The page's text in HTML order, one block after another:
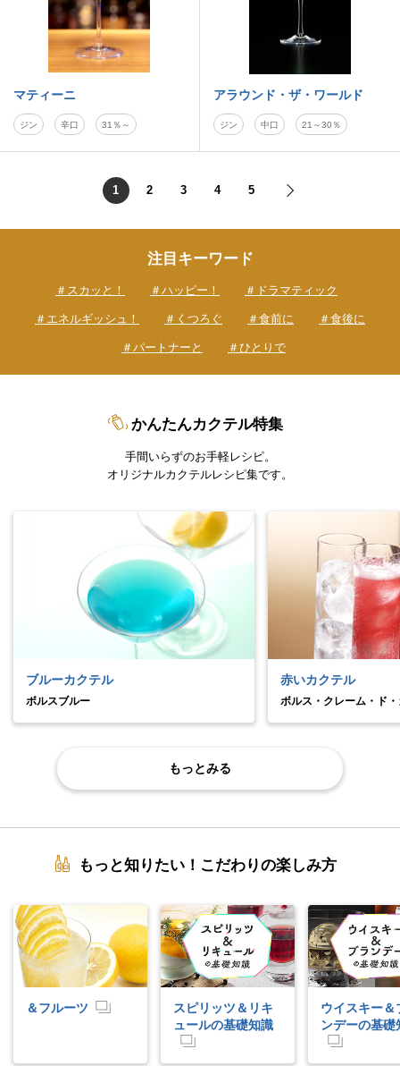
マティーニ
ジン 辛口 31％～
アラウンド・ザ・ワールド
ジン 中口 21～30％
1 2 3 4 5
注目キーワード
＃スカッと！ ＃ハッピー！ ＃ドラマティック
＃エネルギッシュ！ ＃くつろぐ ＃食前に ＃食後に
＃パートナーと ＃ひとりで
かんたんカクテル特集
手間いらずのお手軽レシピ。
オリジナルカクテルレシピ集です。
ブルーカクテル
ボルスブルー
赤いカクテル
ボルス・クレーム・ド
もっとみる
もっと知りたい！こだわりの楽しみ方
＆フルーツ
スピリッツ＆リキ
ュールの基礎知識
ウイスキー＆
ンデーの基礎